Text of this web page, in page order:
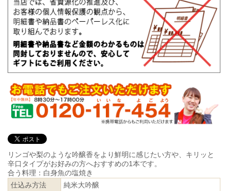
リンゴや梨のような吟醸香をより鮮明に感じたい方や、キリッと
辛口タイプがお好みの方へおすすめの1本です。
合う料理：白身魚の塩焼き
仕込み方法
純米大吟醸